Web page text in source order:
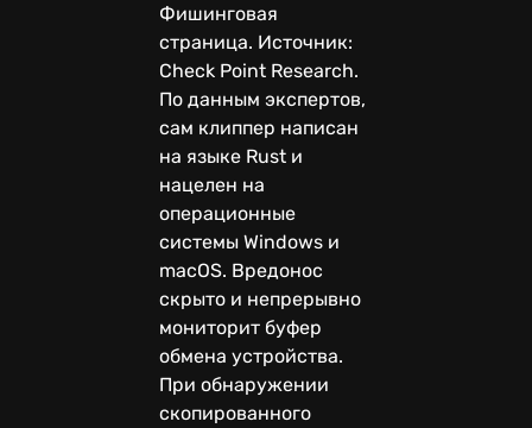
Фишинговая
страница. Источник:
Check Point Research.
По данным экспертов,
сам клиппер написан
на языке Rust и
нацелен на
операционные
системы Windows и
macOS. Вредонос
скрыто и непрерывно
мониторит буфер
обмена устройства.
При обнаружении
скопированного